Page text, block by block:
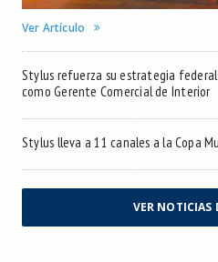
Ver Artículo
Stylus refuerza su estrategia federal
como Gerente Comercial de Interior
Stylus lleva a 11 canales a la Copa
VER NOTICIAS